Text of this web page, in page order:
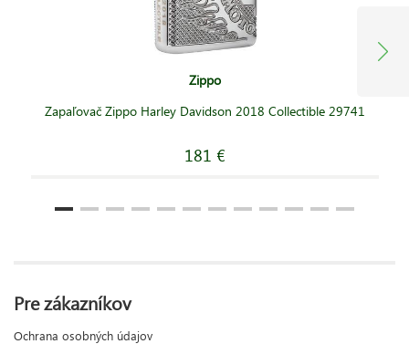
Zippo
Zapaľovač Zippo Harley Davidson 2018 Collectible 29741
181 €
Pre zákazníkov
Ochrana osobných údajov